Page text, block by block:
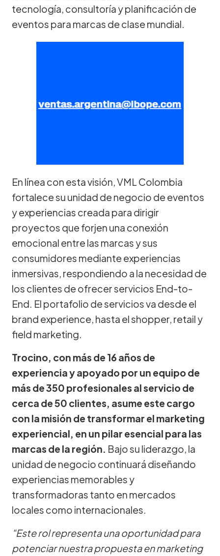
tecnología, consultoría y planificación de
eventos para marcas de clase mundial.
En línea con esta visión, VML Colombia
fortalece su unidad de negocio de eventos
y experiencias creada para dirigir
proyectos que forjen una conexión
emocional entre las marcas y sus
consumidores mediante experiencias
inmersivas, respondiendo a la necesidad de
los clientes de ofrecer servicios End-to-
End. El portafolio de servicios va desde el
brand experience, hasta el shopper, retail y
field marketing.
Trocino, con más de 16 años de
experiencia y apoyado por un equipo de
más de 350 profesionales al servicio de
cerca de 50 clientes, asume este cargo
con la misión de transformar el marketing
experiencial, en un pilar esencial para las
marcas de la región. Bajo su liderazgo, la
unidad de negocio continuará diseñando
experiencias memorables y
transformadoras tanto en mercados
locales como internacionales.
"Este rol representa una oportunidad para
potenciar nuestra propuesta en marketing